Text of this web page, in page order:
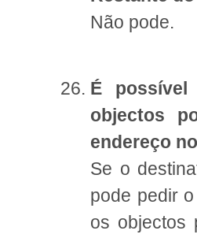
Não pode.
É possível
objectos
endereço
Se o
pode pedir
os objectos